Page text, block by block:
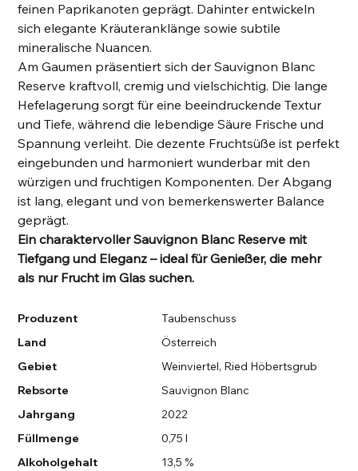
feinen Paprikanoten geprägt. Dahinter entwickeln
sich elegante Kräuteranklänge sowie subtile
mineralische Nuancen.
Am Gaumen präsentiert sich der Sauvignon Blanc
Reserve kraftvoll, cremig und vielschichtig. Die lange
Hefelagerung sorgt für eine beeindruckende Textur
und Tiefe, während die lebendige Säure Frische und
Spannung verleiht. Die dezente Fruchtsüße ist perfekt
eingebunden und harmoniert wunderbar mit den
würzigen und fruchtigen Komponenten. Der Abgang
ist lang, elegant und von bemerkenswerter Balance
geprägt.
Ein charaktervoller Sauvignon Blanc Reserve mit
Tiefgang und Eleganz – ideal für Genießer, die mehr
als nur Frucht im Glas suchen.
Produzent
Taubenschuss
Land
Österreich
Gebiet
Weinviertel, Ried Höbertsgrub
Rebsorte
Sauvignon Blanc
Jahrgang
2022
Füllmenge
0,75 l
Alkoholgehalt
13,5 %